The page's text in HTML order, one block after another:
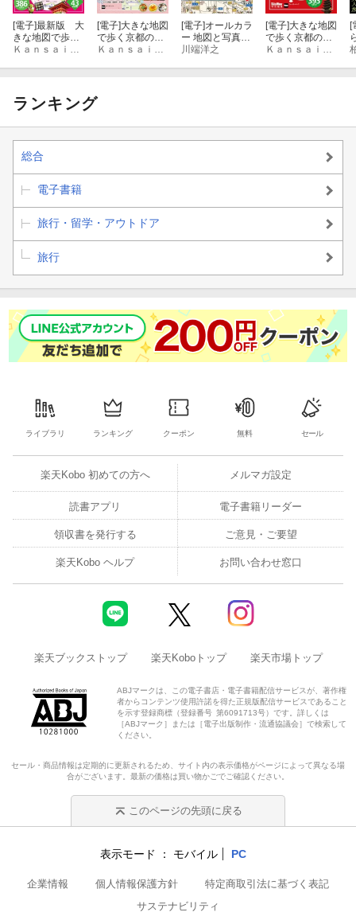
[電子]最新版 大
きな地図で歩く
京都の寺社
[電子]大きな地図
で歩く京都の寺
社
[電子]オールカラ
ー 地図と写真か
ら見える！ 京の
川端洋之
[電子]大きな地図
で歩く京都の寺
社 2017年版
[
ランキング
総合
電子書籍
旅行・留学・アウトドア
旅行
ライブラリ ランキング クーポン 無料 セール
楽天Kobo 初めての方へ メルマガ設定
読書アプリ 電子書籍リーダー
領収書を発行する ご意見・ご要望
楽天Kobo ヘルプ お問い合わせ窓口
楽天ブックストップ 楽天Koboトップ 楽天市場トップ
ABJマークは、この電子書店・電子書籍配信サービスが、著作権
者からコンテンツ使用許諾を得た正規版配信サービスであること
を示す登録商標（登録番号 第6091713号）です。詳しくは
［ABJマーク］または［電子出版制作・流通協議会］で検索して
ください。
セール・商品情報は定期的に更新されるため、サイト内の表示価格がページによって異なる場
合がございます。最新の価格は買い物かごでご確認ください。
このページの先頭に戻る
表示モード モバイル PC
企業情報 個人情報保護方針
特定商取引法に基づく表記
サステナビリティ